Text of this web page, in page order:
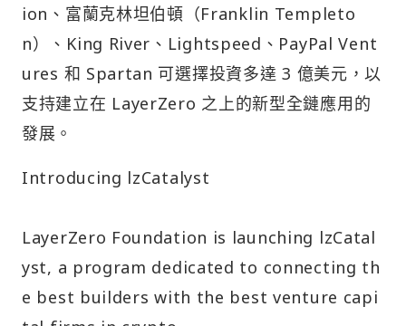
ion、富蘭克林坦伯頓（Franklin Templeto
n）、King River、Lightspeed、PayPal Vent
ures 和 Spartan 可選擇投資多達 3 億美元，以
支持建立在 LayerZero 之上的新型全鏈應用的
發展。
Introducing lzCatalyst
LayerZero Foundation is launching lzCatal
yst, a program dedicated to connecting th
e best builders with the best venture capi